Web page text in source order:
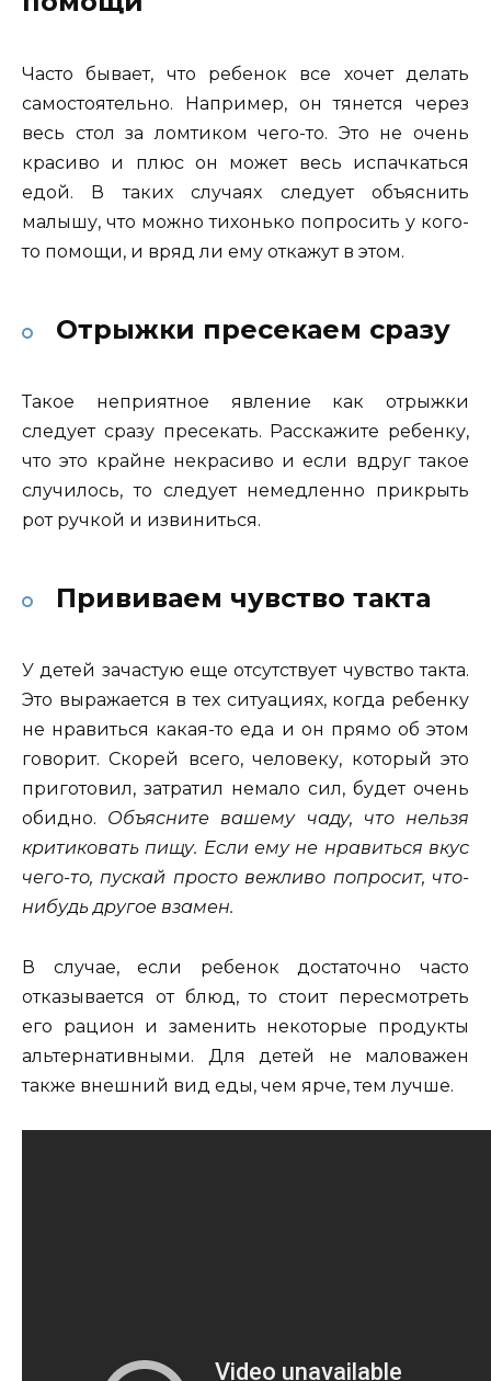
Часто бывает, что ребенок все хочет делать
самостоятельно. Например, он тянется через
весь стол за ломтиком чего-то. Это не очень
красиво и плюс он может весь испачкаться
едой. В таких случаях следует объяснить
малышу, что можно тихонько попросить у кого-
то помощи, и вряд ли ему откажут в этом.
Отрыжки пресекаем сразу
Такое неприятное явление как отрыжки
следует сразу пресекать. Расскажите ребенку,
что это крайне некрасиво и если вдруг такое
случилось, то следует немедленно прикрыть
рот ручкой и извиниться.
Прививаем чувство такта
У детей зачастую еще отсутствует чувство такта.
Это выражается в тех ситуациях, когда ребенку
не нравиться какая-то еда и он прямо об этом
говорит. Скорей всего, человеку, который это
приготовил, затратил немало сил, будет очень
обидно. Объясните вашему чаду, что нельзя
критиковать пищу. Если ему не нравиться вкус
чего-то, пускай просто вежливо попросит, что-
нибудь другое взамен.
В случае, если ребенок достаточно часто
отказывается от блюд, то стоит пересмотреть
его рацион и заменить некоторые продукты
альтернативными. Для детей не маловажен
также внешний вид еды, чем ярче, тем лучше.